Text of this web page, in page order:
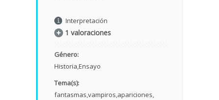
Interpretación
1 valoraciones
Género:
Historia Ensayo
Tema(s):
fantasmas vampiros apariciones